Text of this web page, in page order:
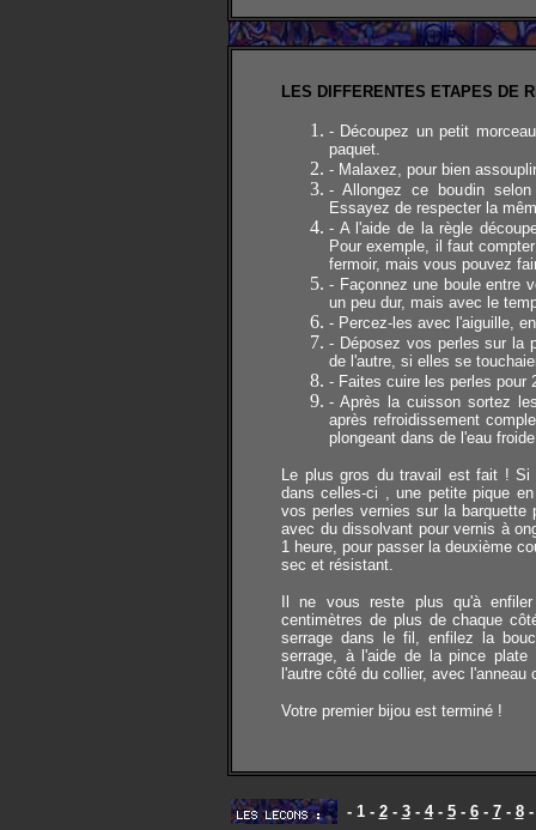
LES DIFFERENTES ETAPES DE
- Découpez un petit
paquet.
- Malaxez, pour bien
- Allongez ce boudin
Essayez de respecter la
- A l'aide de la règle
Pour exemple, il faut
fermoir, mais vous pouvez
- Façonnez une boule entre
un peu dur, mais avec le
- Percez-les avec l'aiguille,
- Déposez vos perles sur la
de l'autre, si elles se
- Faites cuire les perles pour
- Après la cuisson sortez
après refroidissement
plongeant dans de l'eau
Le plus gros du travail est fait ! Si
dans celles-ci , une petite pique
vos perles vernies sur la barquette
avec du dissolvant pour vernis à
1 heure, pour passer la deuxième
sec et résistant.
Il ne vous reste plus qu'à
centimètres de plus de chaque
serrage dans le fil, enfilez la
serrage, à l'aide de la pince plate
l'autre côté du collier, avec l'anneau
Votre premier bijou est terminé !
- 1 - 2- 3- 4- 5- 6- 7- 8